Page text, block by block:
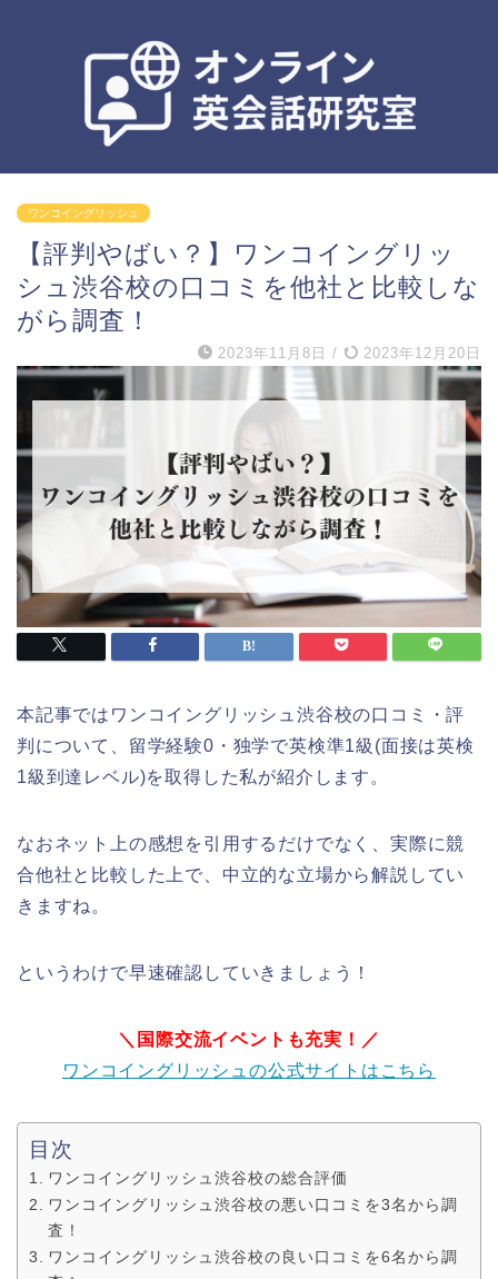
ワンコイングリッシュ
【評判やばい？】ワンコイングリッ
シュ渋谷校の口コミを他社と比較しな
がら調査！
2023年11月8日 / 2023年12月20日
本記事ではワンコイングリッシュ渋谷校の口コミ・評
判について、留学経験0・独学で英検準1級(面接は英検
1級到達レベル)を取得した私が紹介します。
なおネット上の感想を引用するだけでなく、実際に競
合他社と比較した上で、中立的な立場から解説してい
きますね。
というわけで早速確認していきましょう！
＼国際交流イベントも充実！／
ワンコイングリッシュの公式サイトはこちら
目次
ワンコイングリッシュ渋谷校の総合評価
ワンコイングリッシュ渋谷校の悪い口コミを3名から調
査！
ワンコイングリッシュ渋谷校の良い口コミを6名から調